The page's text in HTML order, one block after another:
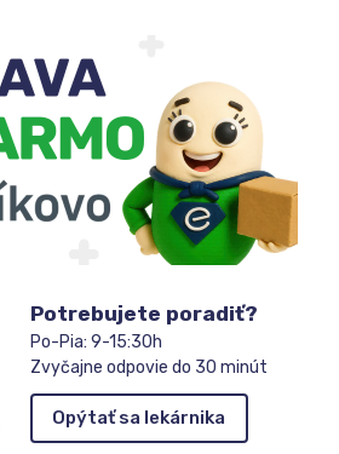
Potrebujete poradiť?
Po-Pia: 9-15:30h
Zvyčajne odpovie do 30 minút
Opýtať sa lekárnika